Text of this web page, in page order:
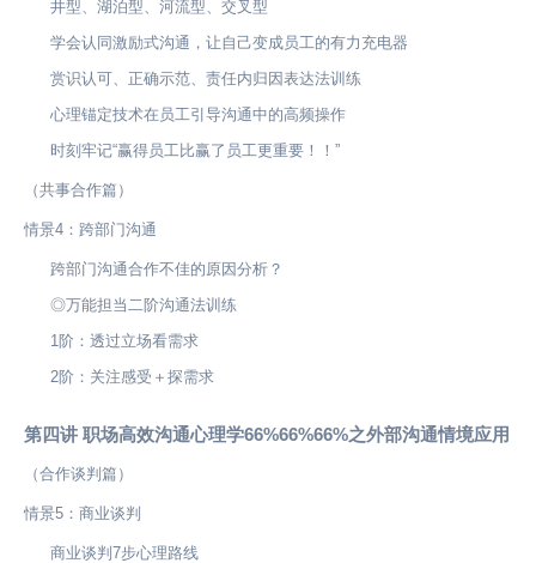
井型、湖泊型、河流型、交叉型
学会认同激励式沟通，让自己变成员工的有力充电器
赏识认可、正确示范、责任内归因表达法训练
心理锚定技术在员工引导沟通中的高频操作
时刻牢记“赢得员工比赢了员工更重要！！”
（共事合作篇）
情景4：跨部门沟通
跨部门沟通合作不佳的原因分析？
◎万能担当二阶沟通法训练
1阶：透过立场看需求
2阶：关注感受＋探需求
第四讲 职场高效沟通心理学66%66%66%之外部沟通情境应用
（合作谈判篇）
情景5：商业谈判
商业谈判7步心理路线